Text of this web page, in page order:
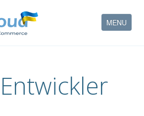
MENU